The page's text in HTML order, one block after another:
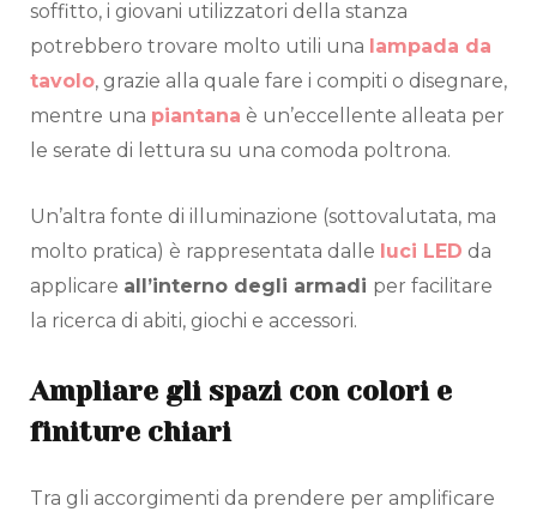
soffitto, i giovani utilizzatori della stanza
potrebbero trovare molto utili una lampada da
tavolo, grazie alla quale fare i compiti o disegnare,
mentre una piantana è un’eccellente alleata per
le serate di lettura su una comoda poltrona.
Un’altra fonte di illuminazione (sottovalutata, ma
molto pratica) è rappresentata dalle luci LED da
applicare all’interno degli armadi per facilitare
la ricerca di abiti, giochi e accessori.
Ampliare gli spazi con colori e
finiture chiari
Tra gli accorgimenti da prendere per amplificare